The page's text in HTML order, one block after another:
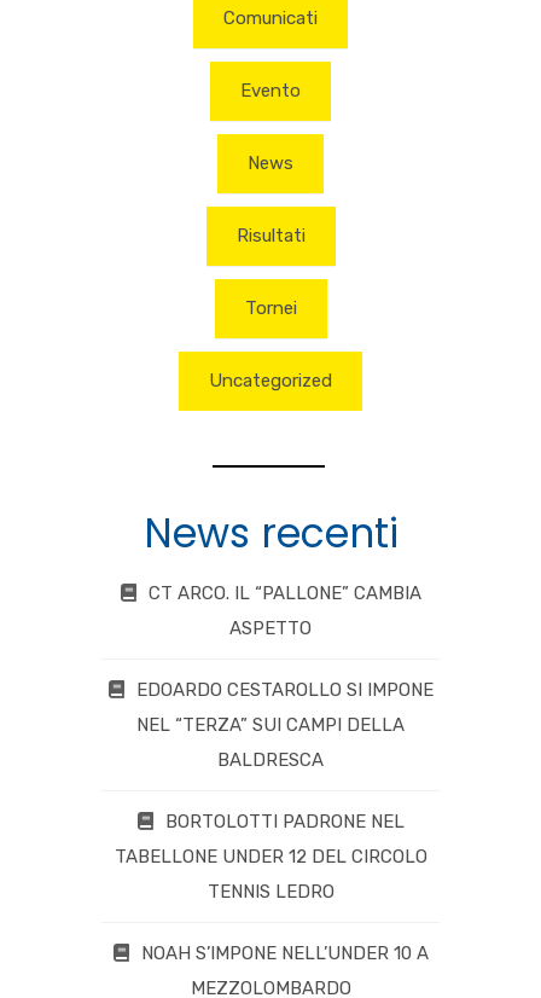
Comunicati
Evento
News
Risultati
Tornei
Uncategorized
News recenti
CT ARCO. IL “PALLONE” CAMBIA
ASPETTO
EDOARDO CESTAROLLO SI IMPONE
NEL “TERZA” SUI CAMPI DELLA
BALDRESCA
BORTOLOTTI PADRONE NEL
TABELLONE UNDER 12 DEL CIRCOLO
TENNIS LEDRO
NOAH S’IMPONE NELL’UNDER 10 A
MEZZOLOMBARDO